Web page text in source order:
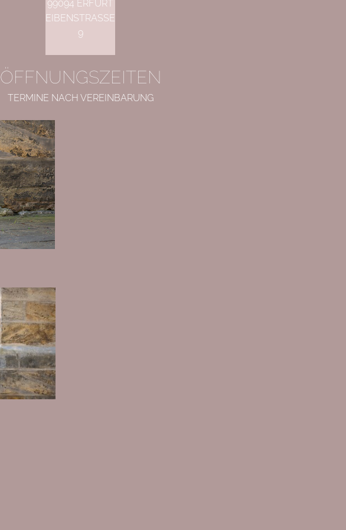
99094 ERFURT
EIBENSTRASSE
9
ÖFFNUNGSZEITEN
TERMINE NACH VEREINBARUNG